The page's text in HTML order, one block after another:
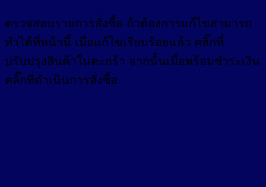
ตรวจสอบรายการสั่งซื้อ ถ้าต้องการแก้ไขสามารถ
ทำได้ที่หน้านี้ เมื่อแก้ไขเรียบร้อยแล้ว คลิ๊กที่
ปรับปรุงสินค้าในตะกร้า จากนั้นเมื่อพร้อมชำระเงิน
คลิ๊กที่ดำเนินการสั่งซื้อ